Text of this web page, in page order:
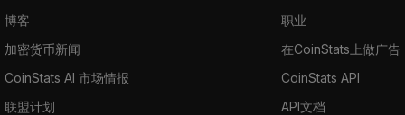
博客
加密货币新闻
CoinStats AI 市场情报
联盟计划
职业
在CoinStats上做广告
CoinStats API
API文档